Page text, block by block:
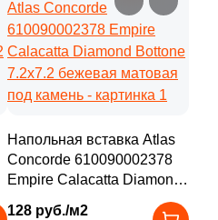
Напольная вставка Atlas
Concorde 610090002378
Empire Calacatta Diamond
Bottone 7.2x7.2 бежевая
128 руб./м2